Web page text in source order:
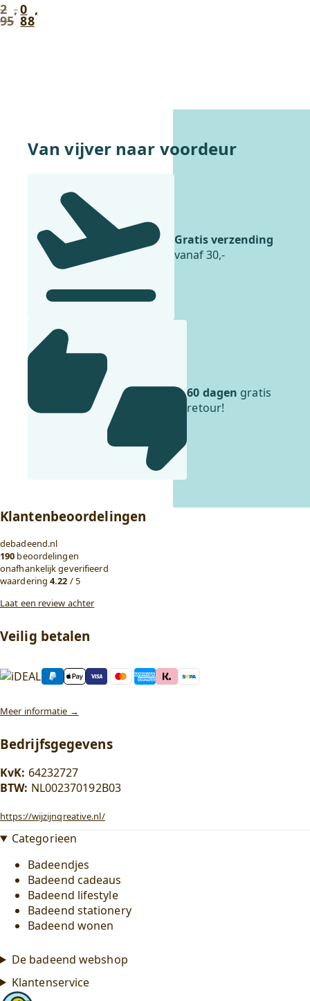
2 ,
95
Oorspronkelijke
prijs
0 ,
88
Huidige
Van vijver naar voordeur
Gratis verzending
vanaf 30,-
60 dagen gratis
retour!
Klantenbeoordelingen
debadeend.nl
190 beoordelingen
onafhankelijk geverifieerd
waardering4.22 / 5
Laat een review achter
Veilig betalen
Meer informatie →
Bedrijfsgegevens
KvK: 64232727
BTW: NL002370192B03
https://wijzijnqreative.nl/
Categorieen
Badeendjes
Badeend cadeaus
Badeend lifestyle
Badeend stationery
Badeend wonen
De badeend webshop
Klantenservice